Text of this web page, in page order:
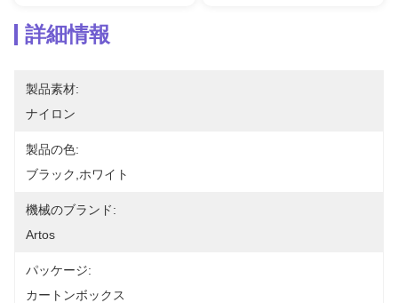
詳細情報
製品素材:
ナイロン
製品の色:
ブラック,ホワイト
機械のブランド:
Artos
パッケージ:
カートンボックス